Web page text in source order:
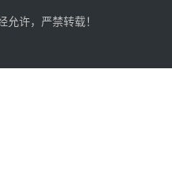
许，严禁转载！